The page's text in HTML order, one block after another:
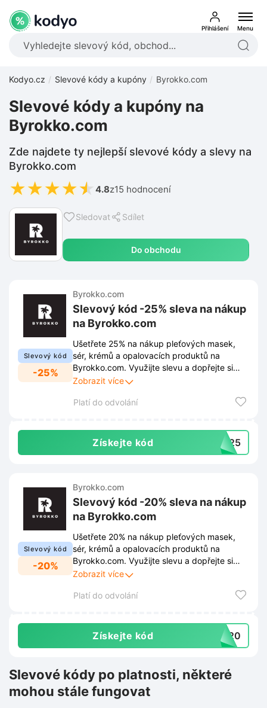
Přihlášení Menu
Kodyo.cz Slevové kódy a kupóny Byrokko.com
Sledovat Sdílet
Do obchodu
Slevové kódy a kupóny na
Byrokko.com
Zde najdete ty nejlepší slevové kódy a slevy na
Byrokko.com
★★★★★ 4.8z15 hodnocení
Slevový kód
-25%
Byrokko.com
Slevový kód -25% sleva na nákup
na Byrokko.com
Ušetřete 25% na nákup pleťových masek,
sér, krémů a opalovacích produktů na
Byrokko.com. Využijte slevu a dopřejte si
kvalitní péči o pleť za výhodnější cenu.
Zobrazit více
Platí do odvolání
Získejte kód RT25
Slevový kód
-20%
Byrokko.com
Slevový kód -20% sleva na nákup
na Byrokko.com
Ušetřete 20% na nákup pleťových masek,
sér, krémů a opalovacích produktů na
Byrokko.com. Využijte slevu a dopřejte si
kvalitní péči o pleť za výhodnější cenu.
Zobrazit více
Platí do odvolání
Získejte kód ME20
Slevové kódy po platnosti, některé
mohou stále fungovat